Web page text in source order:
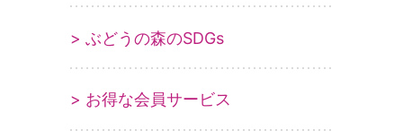
> ぶどうの森のSDGs
> お得な会員サービス